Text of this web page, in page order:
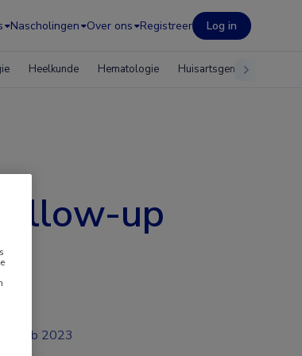
Nascholingen Over ons Registreer Log in
Heelkunde Hematologie Huisartsgeneeskunde
up
feb 2023